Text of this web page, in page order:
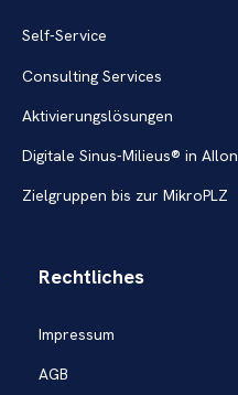
Self-Service
Consulting Services
Aktivierungslösungen
Digitale Sinus-Milieus® in AIlon
Zielgruppen bis zur MikroPLZ
Rechtliches
Impressum
AGB